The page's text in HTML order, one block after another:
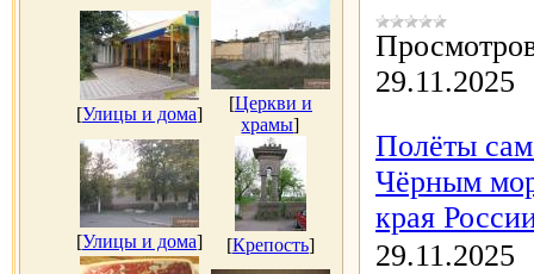
[Улицы и дома]
[Церкви и
храмы]
[Улицы и дома] [Крепость]
29.11.2025
Полёты
Чёрным
края
29.11.2025